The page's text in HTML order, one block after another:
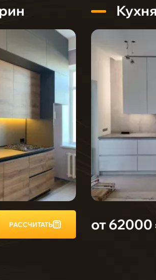
РАССЧИТАТЬ от 62000